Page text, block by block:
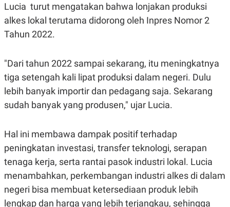
Lucia turut mengatakan bahwa lonjakan produksi
alkes lokal terutama didorong oleh Inpres Nomor 2
Tahun 2022.
"Dari tahun 2022 sampai sekarang, itu meningkatnya
tiga setengah kali lipat produksi dalam negeri. Dulu
lebih banyak importir dan pedagang saja. Sekarang
sudah banyak yang produsen," ujar Lucia.
Hal ini membawa dampak positif terhadap
peningkatan investasi, transfer teknologi, serapan
tenaga kerja, serta rantai pasok industri lokal. Lucia
menambahkan, perkembangan industri alkes di dalam
negeri bisa membuat ketersediaan produk lebih
lengkap dan harga yang lebih terjangkau, sehingga